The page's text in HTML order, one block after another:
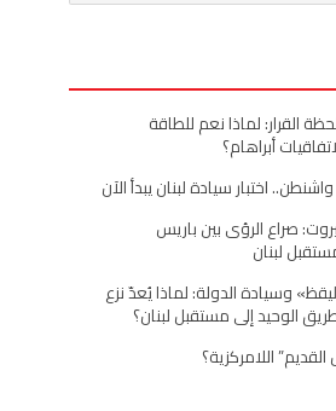
القرار: لماذا نعم للطاقة
أبراهام؟
اختبار سيادة لبنان يبدأ الآن
صراع الرؤى بين باريس
لبنان
وسيادة الدولة: لماذا يُعدّ نزع
الوحيد إلى مستقبل لبنان؟
اللامركزية؟